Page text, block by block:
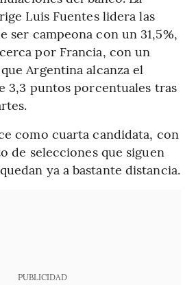
Luis Fuentes lidera las
ser campeona con un 31,5%,
por Francia, con un
Argentina alcanza el
3,3 puntos porcentuales tras
como cuarta candidata, con
de selecciones que siguen
ya a bastante distancia.
PUBLICIDAD